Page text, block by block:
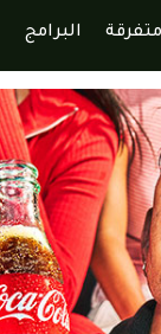
متفرقة البرامج